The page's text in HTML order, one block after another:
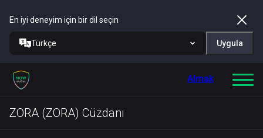
En iyi deneyim için bir dil seçin
Türkçe Uygula
Almak
ZORA (ZORA) Cüzdanı